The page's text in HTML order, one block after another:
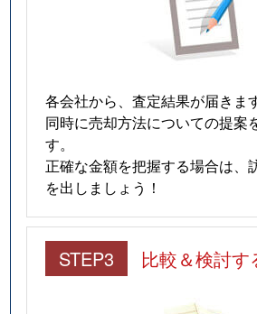
各会社から、査定結果が届きます
同時に売却方法についての提案
す。
正確な金額を把握する場合は、
を出しましょう！
STEP3 比較＆検討す